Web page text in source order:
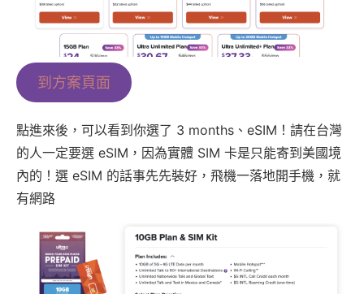
到方案頁面
點進來後，可以看到你選了 3 months、eSIM！請在台灣
的人一定要選 eSIM，因為實體 SIM 卡是只能寄到美國境
內的！選 eSIM 的話事先先裝好，飛機一落地開手機，就
有網路